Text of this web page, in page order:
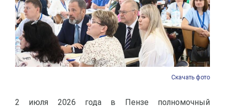
Скачать фото
2 июля 2026 года в Пензе полномочный